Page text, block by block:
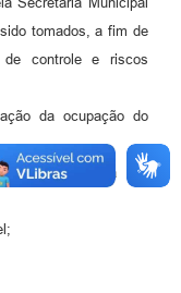
tomados, a fim de
de controle e riscos
da ocupação do
de dispensa (ou